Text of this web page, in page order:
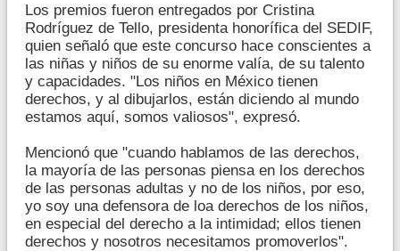
Los premios fueron entregados por Cristina
Rodríguez de Tello, presidenta honorífica del SEDIF,
quien señaló que este concurso hace conscientes a
las niñas y niños de su enorme valía, de su talento
y capacidades. "Los niños en México tienen
derechos, y al dibujarlos, están diciendo al mundo
estamos aquí, somos valiosos", expresó.
Mencionó que "cuando hablamos de las derechos,
la mayoría de las personas piensa en los derechos
de las personas adultas y no de los niños, por eso,
yo soy una defensora de loa derechos de los niños,
en especial del derecho a la intimidad; ellos tienen
derechos y nosotros necesitamos promoverlos".